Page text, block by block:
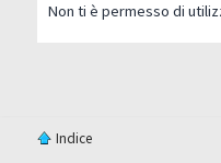
Non ti è permesso di
Indice